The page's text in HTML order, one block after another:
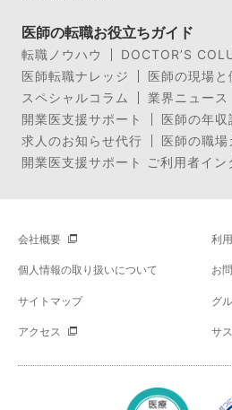
医師の転職お役立ちガイド
転職ノウハウ
DOCTOR’S
医師転職ナレッジ
医師の現場と
スペシャルコラム
業界ニュース
開業医支援サポート
医師の年収
求人のお知らせ代行
医師の職場
開業医支援サポート ご利用者イン
会社概要 利
個人情報の取り扱いについて お
サイトマップ グ
アクセス サ